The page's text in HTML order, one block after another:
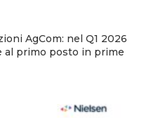
AgCom: nel Q1 2026
al primo posto in prime